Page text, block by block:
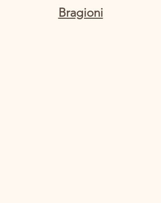
Bragioni